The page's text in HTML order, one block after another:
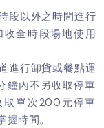
段以外之時間進行
全時段場地使用
進行卸貨或餐點運
鐘內不另收取停車
取單次200元停車
時間。